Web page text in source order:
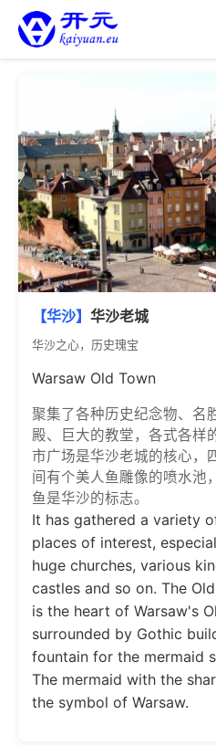
【华沙】 华沙老城
华沙之心，历史瑰宝
Warsaw Old Town
聚集了各种历史纪念物、名
殿、巨大的教堂，各式各样
市广场是华沙老城的核心，
间有个美人鱼雕像的喷水池
鱼是华沙的标志。
It has gathered a variety
places of interest,
huge churches, various
castles and so on. The
is the heart of Warsaw's
surrounded by Gothic
fountain for the mermaid
The mermaid with the
the symbol of Warsaw.